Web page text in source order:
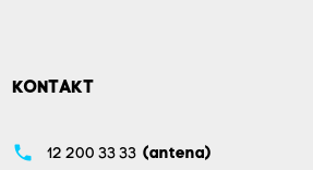
KONTAKT
phone 12 200 33 33 (antena)